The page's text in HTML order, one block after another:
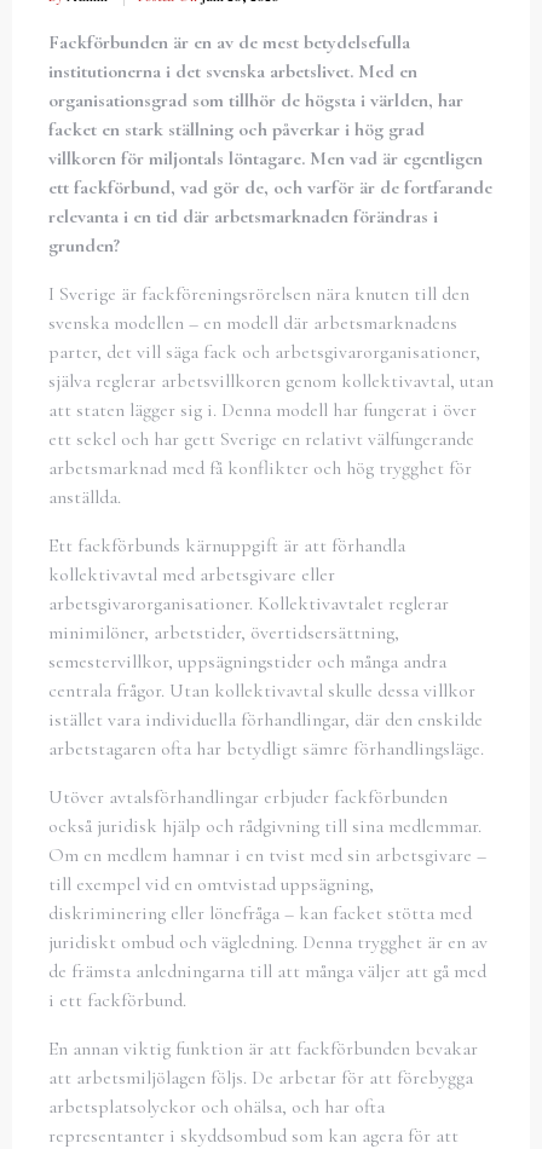
Fackförbunden är en av de mest betydelsefulla
institutionerna i det svenska arbetslivet. Med en
organisationsgrad som tillhör de högsta i världen, har
facket en stark ställning och påverkar i hög grad
villkoren för miljontals löntagare. Men vad är egentligen
ett fackförbund, vad gör de, och varför är de fortfarande
relevanta i en tid där arbetsmarknaden förändras i
grunden?
I Sverige är fackföreningsrörelsen nära knuten till den
svenska modellen – en modell där arbetsmarknadens
parter, det vill säga fack och arbetsgivarorganisationer,
själva reglerar arbetsvillkoren genom kollektivavtal, utan
att staten lägger sig i. Denna modell har fungerat i över
ett sekel och har gett Sverige en relativt välfungerande
arbetsmarknad med få konflikter och hög trygghet för
anställda.
Ett fackförbunds kärnuppgift är att förhandla
kollektivavtal med arbetsgivare eller
arbetsgivarorganisationer. Kollektivavtalet reglerar
minimilöner, arbetstider, övertidsersättning,
semestervillkor, uppsägningstider och många andra
centrala frågor. Utan kollektivavtal skulle dessa villkor
istället vara individuella förhandlingar, där den enskilde
arbetstagaren ofta har betydligt sämre förhandlingsläge.
Utöver avtalsförhandlingar erbjuder fackförbunden
också juridisk hjälp och rådgivning till sina medlemmar.
Om en medlem hamnar i en tvist med sin arbetsgivare –
till exempel vid en omtvistad uppsägning,
diskriminering eller lönefråga – kan facket stötta med
juridiskt ombud och vägledning. Denna trygghet är en av
de främsta anledningarna till att många väljer att gå med
i ett fackförbund.
En annan viktig funktion är att fackförbunden bevakar
att arbetsmiljölagen följs. De arbetar för att förebygga
arbetsplatsolyckor och ohälsa, och har ofta
representanter i skyddsombud som kan agera för att